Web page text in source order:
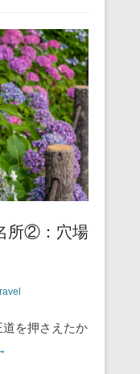
a
所②：穴場
を押さえたか